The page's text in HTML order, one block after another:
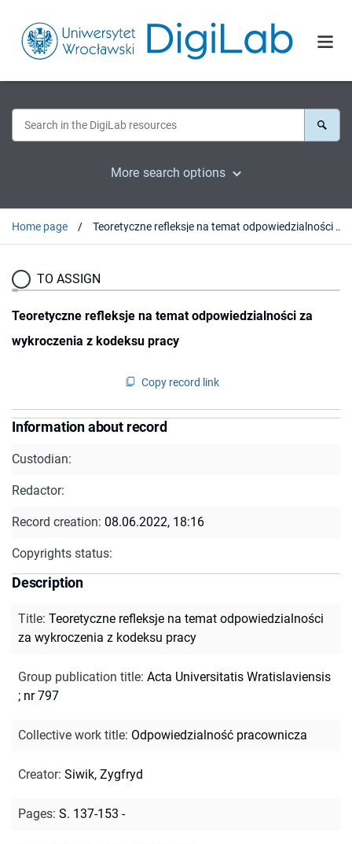
More search options
Home page Teoretyczne refleksje na temat odpowiedzialności za wykroczenia z kodeksu pracy
TO ASSIGN
Teoretyczne refleksje na temat odpowiedzialności za
wykroczenia z kodeksu pracy
Copy record link
Information about record
Custodian:
Redactor:
Record creation: 08.06.2022, 18:16
Copyrights status:
Description
Title: Teoretyczne refleksje na temat odpowiedzialności
za wykroczenia z kodeksu pracy
Group publication title: Acta Universitatis Wratislaviensis
; nr 797
Collective work title: Odpowiedzialność pracownicza
Creator: Siwik, Zygfryd
Pages: S. 137-153 -